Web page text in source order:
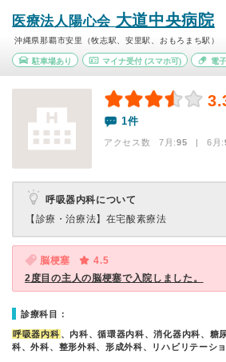
医療法人陽心会 大道中央病院
沖縄県那覇市安里（牧志駅、安里駅、おもろまち駅）
駐車場あり マイナ受付(スマホ可) 電
1件
アクセス数 7月:95 | 6月:
呼吸器内科について
【診療・治療法】 在宅酸素療法
脳梗塞
4.5
2度目の主人の脳梗塞で入院しました。
診療科目：
呼吸器内科 、内科、循環器内科、消化器内科、糖
科、外科、整形外科、形成外科、リハビリテーシ